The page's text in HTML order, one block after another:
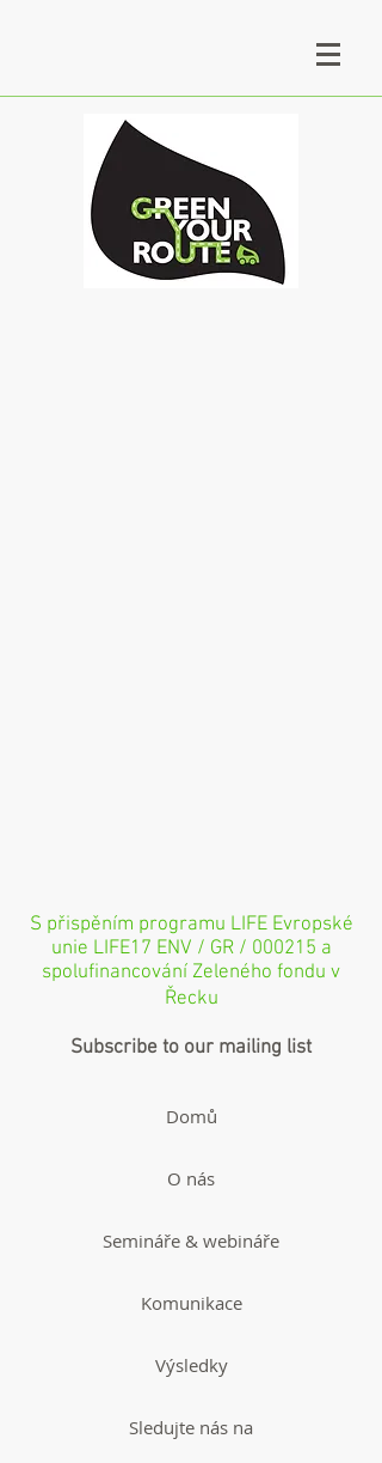
S přispěním programu LIFE Evropské
unie LIFE17 ENV / GR / 000215 a
spolufinancování Zeleného fondu v
Řecku
Subscribe to our mailing list
Domů
O nás
Semináře & webináře
Komunikace
Výsledky
Sledujte nás na